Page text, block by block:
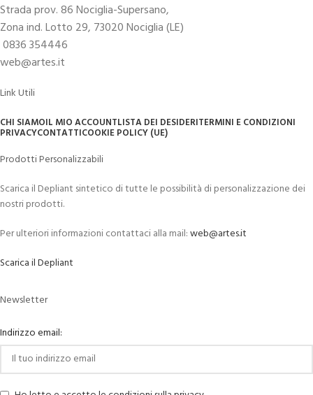
Strada prov. 86 Nociglia-Supersano,
Zona ind. Lotto 29, 73020 Nociglia (LE)
0836 354446
web@artes.it
Link Utili
CHI SIAMOIL MIO ACCOUNTLISTA DEI DESIDERITERMINI E CONDIZIONI
PRIVACYCONTATTICOOKIE POLICY (UE)
Prodotti Personalizzabili
Scarica il Depliant sintetico di tutte le possibilità di personalizzazione dei
nostri prodotti.
Per ulteriori informazioni contattaci alla mail:web@artes.it
Scarica il Depliant
Newsletter
Indirizzo email: